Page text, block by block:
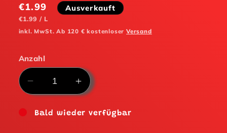
Normaler
Preis
€1.99
STÜCKPREIS
€1.99 / PRO
L
Ausverkauft
inkl. MwSt. Ab 120 € kostenloserVersand
Anzahl
Verringere
die
Menge
Erhöhe
die
Menge
Bald wieder verfügbar